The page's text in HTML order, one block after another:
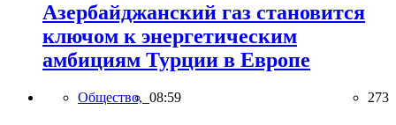
Азербайджанский газ становится
ключом к энергетическим
амбициям Турции в Европе
Общество, 08:59 273